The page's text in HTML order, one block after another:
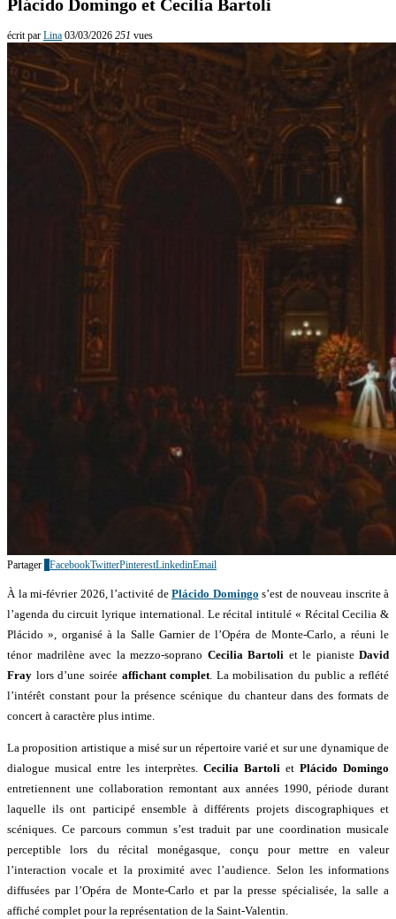
Plácido Domingo et Cecilia Bartoli
écrit par Lina 03/03/2026 251 vues
Partager FacebookTwitterPinterestLinkedinEmail
À la mi-février 2026, l’activité de Plácido Domingo s’est de nouveau inscrite à
l’agenda du circuit lyrique international. Le récital intitulé « Récital Cecilia &
Plácido », organisé à la Salle Garnier de l’Opéra de Monte-Carlo, a réuni le
ténor madrilène avec la mezzo-soprano Cecilia Bartoli et le pianiste David
Fray lors d’une soirée affichant complet. La mobilisation du public a reflété
l’intérêt constant pour la présence scénique du chanteur dans des formats de
concert à caractère plus intime.
La proposition artistique a misé sur un répertoire varié et sur une dynamique de
dialogue musical entre les interprètes. Cecilia Bartoli et Plácido Domingo
entretiennent une collaboration remontant aux années 1990, période durant
laquelle ils ont participé ensemble à différents projets discographiques et
scéniques. Ce parcours commun s’est traduit par une coordination musicale
perceptible lors du récital monégasque, conçu pour mettre en valeur
l’interaction vocale et la proximité avec l’audience. Selon les informations
diffusées par l’Opéra de Monte-Carlo et par la presse spécialisée, la salle a
affiché complet pour la représentation de la Saint-Valentin.